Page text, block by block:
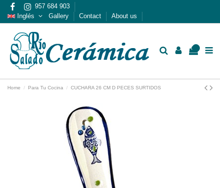
957 684 903
Inglés
Gallery Contact About us
Home Para Tu Cocina CUCHARA 26 CM D PECES SURTIDOS